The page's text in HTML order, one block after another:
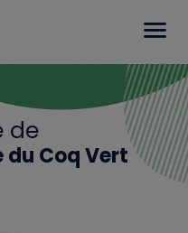
de
Coq Vert